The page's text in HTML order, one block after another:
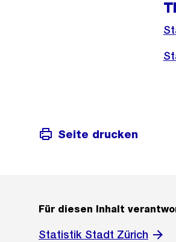
Seite drucken
Für diesen Inhalt
Statistik Stadt Zürich